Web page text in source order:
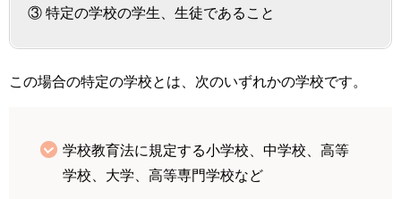
③ 特定の学校の学生、生徒であること
この場合の特定の学校とは、次のいずれかの学校です。
学校教育法に規定する小学校、中学校、高等
学校、大学、高等専門学校など